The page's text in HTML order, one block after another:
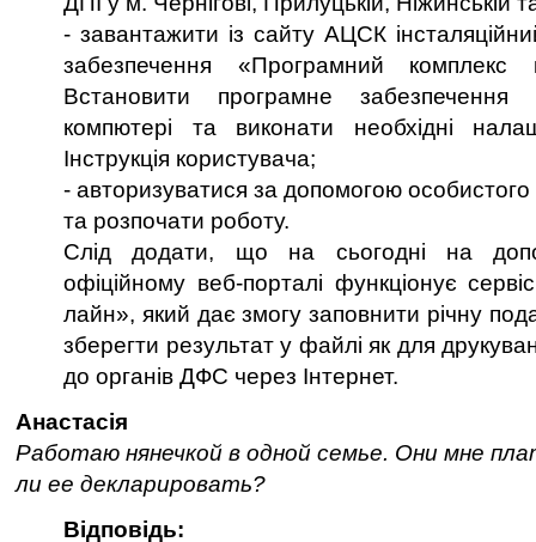
- завантажити із сайту АЦСК
забезпечення «Програмний комплекс
Встановити програмне
компютері та виконати необхідні
Інструкція користувача;
- авторизуватися за допомогою
та розпочати роботу.
Слід додати, що на сьогодні на
офіційному веб-порталі функціонує
лайн», який дає змогу заповнити річну
зберегти результат у файлі як для
до органів ДФС через Інтернет.
Анастасія
Работаю нянечкой в одной семье. Они мне
ли ее декларировать?
Відповідь: